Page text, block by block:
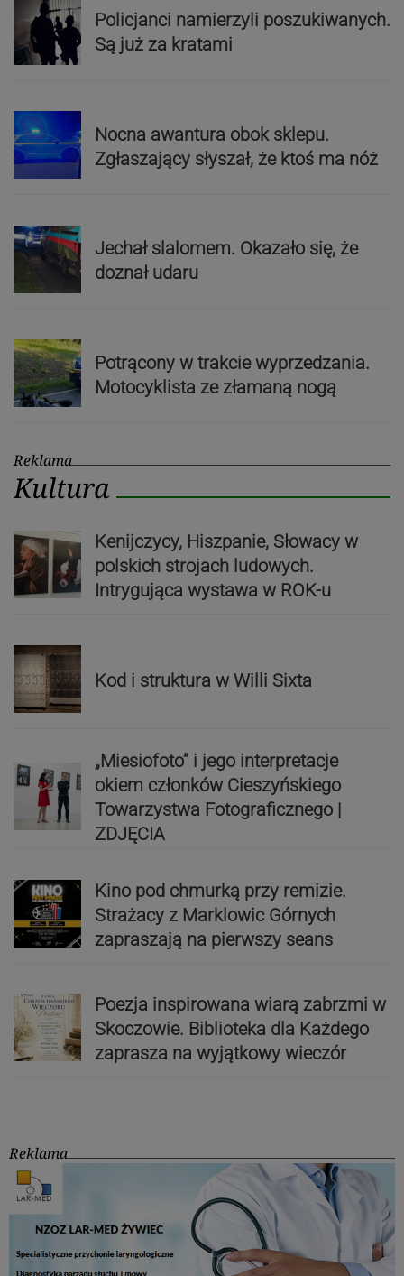
Policjanci namierzyli poszukiwanych.
Są już za kratami
Nocna awantura obok sklepu.
Zgłaszający słyszał, że ktoś ma nóż
Jechał slalomem. Okazało się, że
doznał udaru
Potrącony w trakcie wyprzedzania.
Motocyklista ze złamaną nogą
Reklama
Kultura
Kenijczycy, Hiszpanie, Słowacy w
polskich strojach ludowych.
Intrygująca wystawa w ROK-u
Kod i struktura w Willi Sixta
„Miesiofoto” i jego interpretacje
okiem członków Cieszyńskiego
Towarzystwa Fotograficznego |
ZDJĘCIA
Kino pod chmurką przy remizie.
Strażacy z Marklowic Górnych
zapraszają na pierwszy seans
Poezja inspirowana wiarą zabrzmi w
Skoczowie. Biblioteka dla Każdego
zaprasza na wyjątkowy wieczór
Reklama